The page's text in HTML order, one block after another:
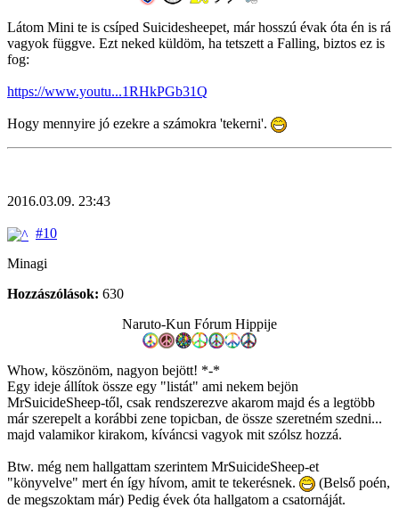
Látom Mini te is csíped Suicidesheepet, már hosszú évak óta én is rá
vagyok függve. Ezt neked küldöm, ha tetszett a Falling, biztos ez is
fog:
https://www.youtu...1RHkPGb31Q
Hogy mennyire jó ezekre a számokra 'tekerni'.
2016.03.09. 23:43
#10
Minagi
Hozzászólások: 630
Naruto-Kun Fórum Hippije
Whow, köszönöm, nagyon bejött! *-*
Egy ideje állítok össze egy "listát" ami nekem bejön
MrSuicideSheep-től, csak rendszerezve akarom majd és a legtöbb
már szerepelt a korábbi zene topicban, de össze szeretném szedni...
majd valamikor kirakom, kíváncsi vagyok mit szólsz hozzá.
Btw. még nem hallgattam szerintem MrSuicideSheep-et
"könyvelve" mert én így hívom, amit te tekerésnek.
(Belső poén,
de megszoktam már) Pedig évek óta hallgatom a csatornáját.